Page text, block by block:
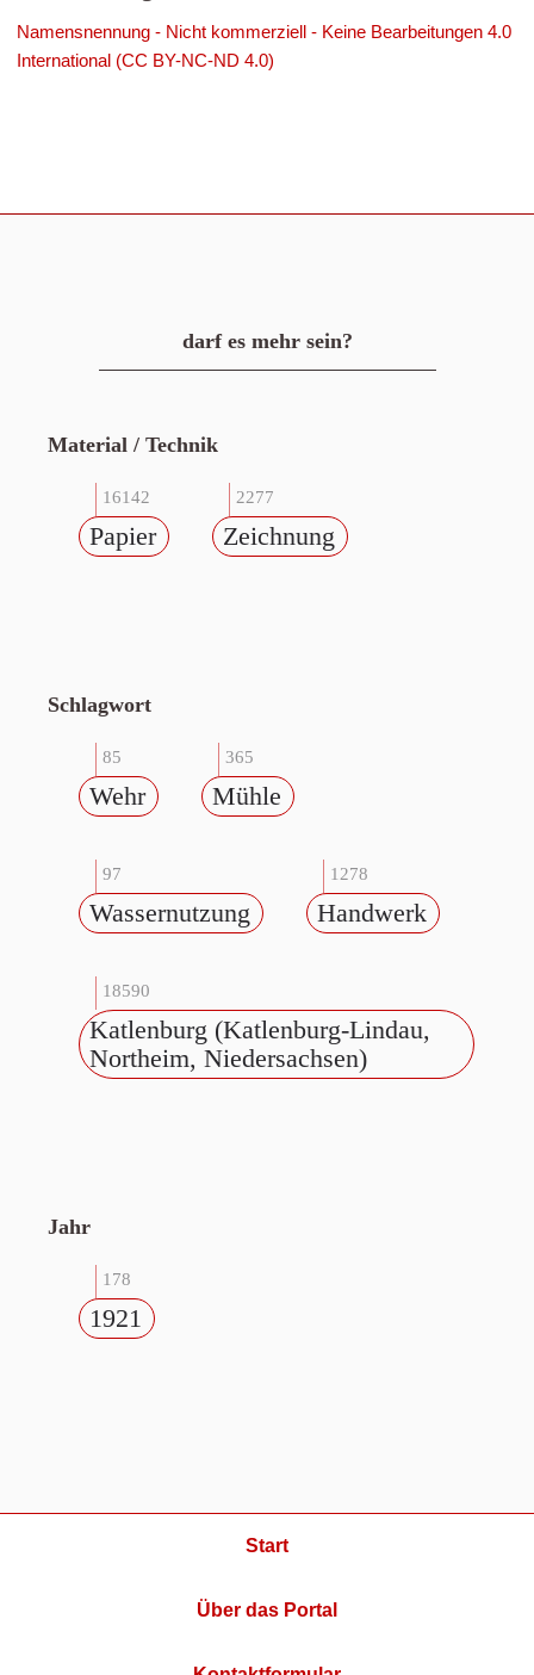
Namensnennung - Nicht kommerziell - Keine Bearbeitungen 4.0
International (CC BY-NC-ND 4.0)
darf es mehr sein?
Material / Technik
16142
Papier
2277
Zeichnung
Schlagwort
85
Wehr
365
Mühle
97
Wassernutzung
1278
Handwerk
18590
Katlenburg (Katlenburg-Lindau,
Northeim, Niedersachsen)
Jahr
178
1921
Start
Über das Portal